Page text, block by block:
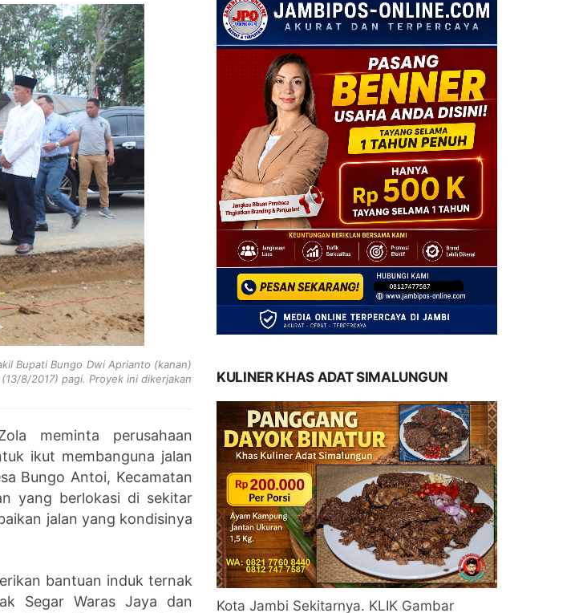
Bupati Bungo Dwi Aprianto (kanan)
8/2017) pagi. Proyek ini dikerjakan
meminta perusahaan
ikut membanguna jalan
Bungo Antoi, Kecamatan
yang berlokasi di sekitar
jalan yang kondisinya
bantuan induk ternak
Segar Waras Jaya dan
KULINER KHAS ADAT SIMALUNGUN
Kota Jambi Sekitarnya. KLIK Gambar